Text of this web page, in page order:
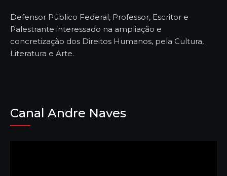
Defensor Público Federal, Professor, Escritor e
Palestrante interessado na ampliação e
concretização dos Direitos Humanos, pela Cultura,
Literatura e Arte.
Canal Andre Naves